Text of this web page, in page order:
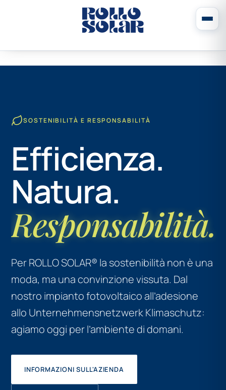
SOSTENIBILITÀ E RESPONSABILITÀ
Efficienza.
Natura.
Responsabilità.
Per ROLLO SOLAR® la sostenibilità non è una
moda, ma una convinzione vissuta. Dal
nostro impianto fotovoltaico all’adesione
allo Unternehmensnetzwerk Klimaschutz:
agiamo oggi per l’ambiente di domani.
INFORMAZIONI SULL'AZIENDA